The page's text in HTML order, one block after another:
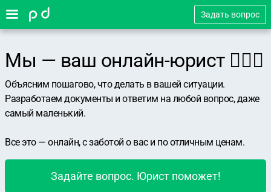
Задать вопрос
Мы — ваш онлайн-юрист 👨🏻‍⚖️
Объясним пошагово, что делать в вашей ситуации.
Разработаем документы и ответим на любой вопрос, даже
самый маленький.
Все это — онлайн, с заботой о вас и по отличным ценам.
Задайте вопрос. Юрист поможет!